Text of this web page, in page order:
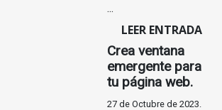
...
LEER ENTRADA
Crea ventana
emergente para
tu página web.
27 de Octubre de 2023.